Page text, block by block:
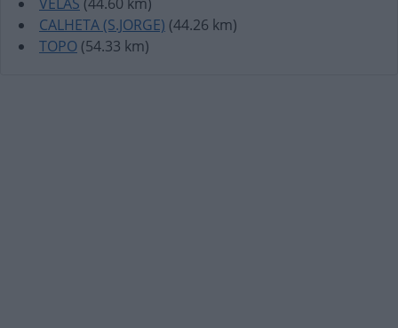
CALHETA (S.JORGE) (44.26 km)
TOPO (54.33 km)